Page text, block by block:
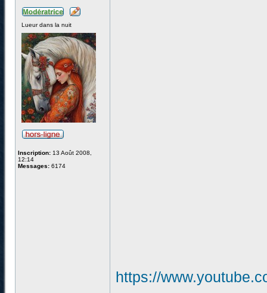
Lueur dans la nuit
Inscription: 13 Août 2008,
12:14
Messages: 6174
https://